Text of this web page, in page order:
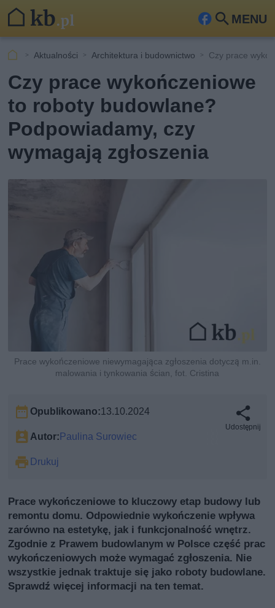
MENU
Fa
ook
Szu
kaj
Aktualności Architektura i budownictwo Czy prace
Czy prace wykończeniowe
to roboty budowlane?
Podpowiadamy, czy
wymagają zgłoszenia
Prace wykończeniowe niewymagająca zgłoszenia dotyczą m.in.
malowania i tynkowania ścian, fot. Cristina
Opublikowano:13.10.2024
Autor:Paulina Surowiec
Drukuj
Udostępnij
Prace wykończeniowe to kluczowy etap budowy lub
remontu domu. Odpowiednie wykończenie wpływa
zarówno na estetykę, jak i funkcjonalność wnętrz.
Zgodnie z Prawem budowlanym w Polsce część prac
wykończeniowych może wymagać zgłoszenia. Nie
wszystkie jednak traktuje się jako roboty budowlane.
Sprawdź więcej informacji na ten temat.